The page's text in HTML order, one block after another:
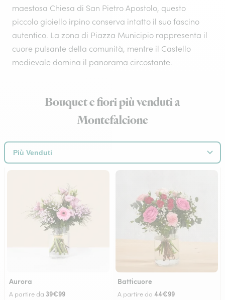
maestosa Chiesa di San Pietro Apostolo, questo
piccolo gioiello irpino conserva intatto il suo fascino
autentico. La zona di Piazza Municipio rappresenta il
cuore pulsante della comunità, mentre il Castello
medievale domina il panorama circostante.
Bouquet e fiori più venduti a
Montefalcione
Aurora
A partire da 39€99
Batticuore
A partire da 44€99